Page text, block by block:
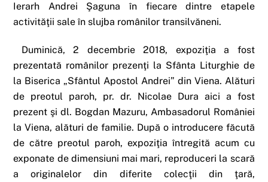
Ierarh Andrei Şaguna în fiecare dintre etapele
activităţii sale în slujba românilor transilvăneni.
Duminică, 2 decembrie 2018, expoziţia a fost
prezentată românilor prezenţi la Sfânta Liturghie de
la Biserica „Sfântul Apostol Andrei” din Viena. Alături
de preotul paroh, pr. dr. Nicolae Dura aici a fost
prezent şi dl. Bogdan Mazuru, Ambasadorul României
la Viena, alături de familie. După o introducere făcută
de către preotul paroh, expoziţia întregită acum cu
exponate de dimensiuni mai mari, reproduceri la scară
a originalelor din diferite colecţii din ţară,